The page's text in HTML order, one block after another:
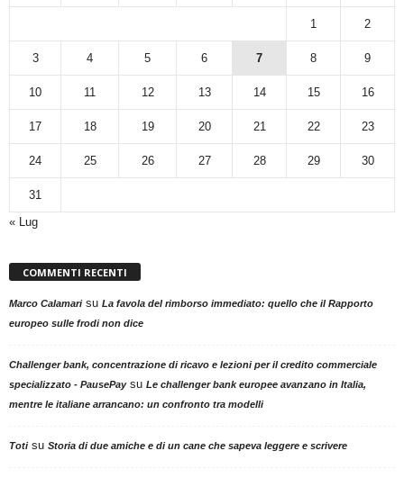
1 2
3 4 5 6 7 8 9
10 11 12 13 14 15 16
17 18 19 20 21 22 23
24 25 26 27 28 29 30
31
« Lug
COMMENTI RECENTI
Marco Calamarisu La favola del rimborso immediato: quello che il Rapporto
europeo sulle frodi non dice
Challenger bank, concentrazione di ricavo e lezioni per il credito commerciale
specializzato - PausePaysu Le challenger bank europee avanzano in Italia,
mentre le italiane arrancano: un confronto tra modelli
Totisu Storia di due amiche e di un cane che sapeva leggere e scrivere